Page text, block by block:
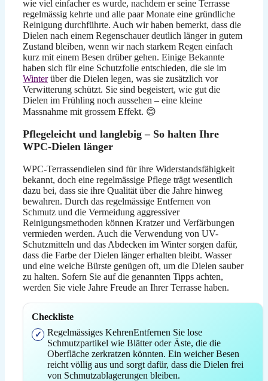
wie viel einfacher es wurde, nachdem er seine Terrasse
regelmässig kehrte und alle paar Monate eine gründliche
Reinigung durchführte. Auch wir haben bemerkt, dass die
Dielen nach einem Regenschauer deutlich länger in gutem
Zustand bleiben, wenn wir nach starkem Regen einfach
kurz mit einem Besen drüber gehen. Einige Bekannte
haben sich für eine Schutzfolie entschieden, die sie im
Winterüber die Dielen legen, was sie zusätzlich vor
Verwitterung schützt. Sie sind begeistert, wie gut die
Dielen im Frühling noch aussehen – eine kleine
Massnahme mit grossem Effekt. 😊
Pflegeleicht und langlebig – So halten Ihre
WPC-Dielen länger
WPC-Terrassendielen sind für ihre Widerstandsfähigkeit
bekannt, doch eine regelmässige Pflege trägt wesentlich
dazu bei, dass sie ihre Qualität über die Jahre hinweg
bewahren. Durch das regelmässige Entfernen von
Schmutz und die Vermeidung aggressiver
Reinigungsmethoden können Kratzer und Verfärbungen
vermieden werden. Auch die Verwendung von UV-
Schutzmitteln und das Abdecken im Winter sorgen dafür,
dass die Farbe der Dielen länger erhalten bleibt. Wasser
und eine weiche Bürste genügen oft, um die Dielen sauber
zu halten. Sofern Sie auf die genannten Tipps achten,
werden Sie viele Jahre Freude an Ihrer Terrasse haben.
Checkliste
Regelmässiges KehrenEntfernen Sie lose
Schmutzpartikel wie Blätter oder Äste, die die
Oberfläche zerkratzen könnten. Ein weicher Besen
reicht völlig aus und sorgt dafür, dass die Dielen frei
von Schmutzablagerungen bleiben.